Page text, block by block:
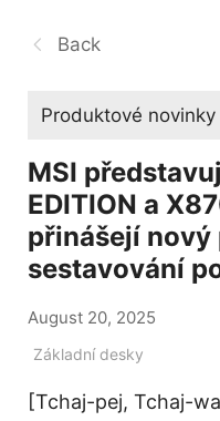
Back
Produktové novinky
MSI
EDITION a
přinášejí nový
sestavování
August 20, 2025
Základní desky
[Tchaj-pej, Tchaj-